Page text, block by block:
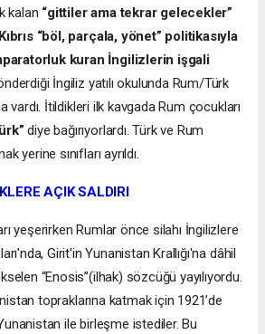
kalan “gittiler ama tekrar gelecekler”
Kıbrıs “böl, parçala, yönet” politikasıyla
kuran İngilizlerin işgali
İngiliz yatılı okulunda Rum/Türk
vardı. İtildikleri ilk kavgada Rum çocukları
diye bağırıyorlardı. Türk ve Rum
yerine sınıfları ayrıldı.
AÇIK SALDIRI
yeşerirken Rumlar önce silahı İngilizlere
Girit'in Yunanistan Krallığı'na dâhil
“Enosis”(ilhak) sözcüğü yayılıyordu.
topraklarına katmak için 1921’de
ile birleşme istediler. Bu